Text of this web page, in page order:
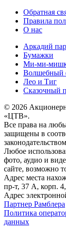
Обратная
Правила
О нас
Аркадий
Бумажки
Ми-ми-
Волшебный
Лео и Тиг
Сказочный
© 2026
«ЦТВ».
Все права на
защищены в
Любое
фото, аудио и
сайте, возможно
Адрес места
пр-т, 37 А, корп.
Адрес
Партнер Рамблера
Политика
данных